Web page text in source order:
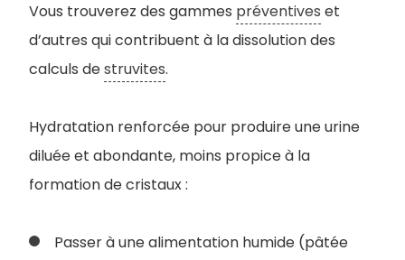
Vous trouverez des gammes préventives et
d’autres qui contribuent à la dissolution des
calculs destruvites.
Hydratation renforcée pour produire une urine
diluée et abondante, moins propice à la
formation de cristaux :
Passer à une alimentation humide (pâtée